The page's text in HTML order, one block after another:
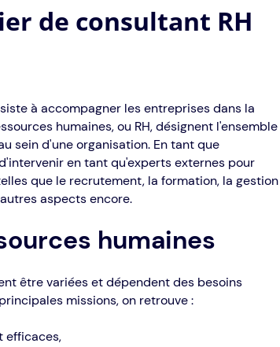
de consultant RH
à accompagner les entreprises dans la
humaines, ou RH, désignent l'ensemble
sein d'une organisation. En tant que
en tant qu'experts externes pour
que le recrutement, la formation, la gestion
aspects encore.
humaines
être variées et dépendent des besoins
missions, on retrouve :
efficaces,